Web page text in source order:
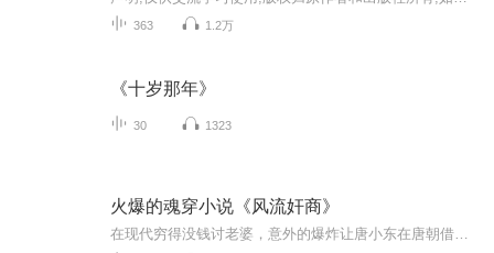
363 1.2万
《十岁那年》
30 1323
火爆的魂穿小说《风流奸商》